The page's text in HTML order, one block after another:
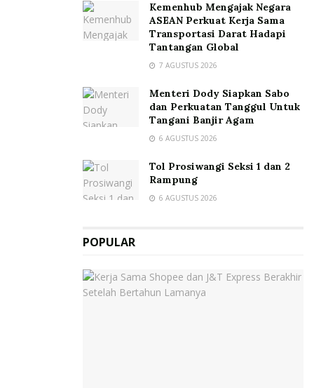
Kemenhub Mengajak Negara
ASEAN Perkuat Kerja Sama
Transportasi Darat Hadapi
Tantangan Global
7 AGUSTUS 2026
Menteri Dody Siapkan Sabo
dan Perkuatan Tanggul Untuk
Tangani Banjir Agam
6 AGUSTUS 2026
Tol Prosiwangi Seksi 1 dan 2
Rampung
6 AGUSTUS 2026
POPULAR